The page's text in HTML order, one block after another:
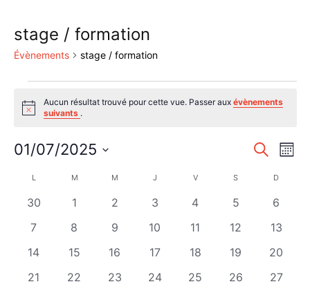
stage / formation
Évènements stage / formation
Évènements
Notice
Aucun résultat trouvé pour cette vue. Passer aux évènements
suivants .
de
vues
Recherche
Mois
01/07/2025
date.
Calendrier
de
Évènements
LLUNDI M M MERCREDI
J VVENDREDIS D
0
30
0
1
0
2
0
3
0
4
0
5
0
6
0
7
0
8
0
9
0
10
0
11
0
12
0
13
0
14
0
15
0
16
0
17
0
18
0
19
0
20
0
21
0
22
0
23
0
24
0
25
0
26
0
27